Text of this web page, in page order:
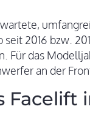
seit 2016 bzw.
Für das
an der
Facelift